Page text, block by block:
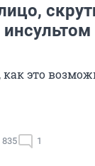
это
835 1